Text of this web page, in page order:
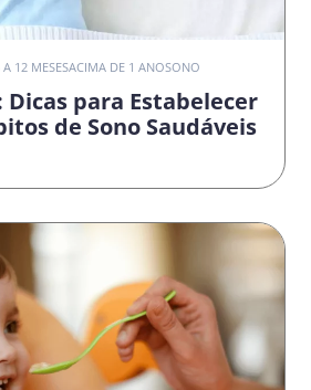
A 12 MESESACIMA DE 1 ANOSONO
para Estabelecer
de Sono Saudáveis